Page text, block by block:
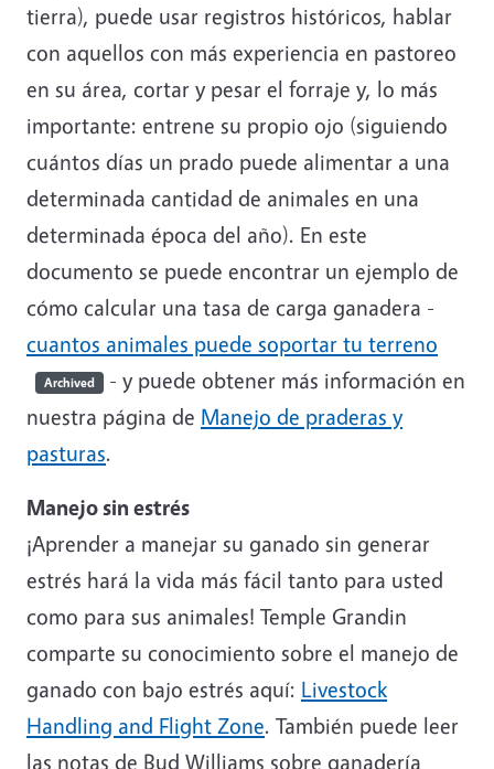
tierra), puede usar registros históricos, hablar
con aquellos con más experiencia en pastoreo
en su área, cortar y pesar el forraje y, lo más
importante: entrene su propio ojo (siguiendo
cuántos días un prado puede alimentar a una
determinada cantidad de animales en una
determinada época del año). En este
documento se puede encontrar un ejemplo de
cómo calcular una tasa de carga ganadera -
cuantos animales puede soportar tu terreno
Archived - y puede obtener más información en
nuestra página de Manejo de praderas y
pasturas.
Manejo sin estrés
¡Aprender a manejar su ganado sin generar
estrés hará la vida más fácil tanto para usted
como para sus animales! Temple Grandin
comparte su conocimiento sobre el manejo de
ganado con bajo estrés aquí: Livestock
Handling and Flight Zone. También puede leer
las notas de Bud Williams sobre ganadería